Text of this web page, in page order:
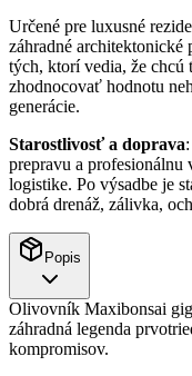
Určené pre luxusné
záhradné architektonické
tých, ktorí vedia, že chcú
zhodnocovať hodnotu
generácie.
Starostlivosť a doprava
prepravu a profesionálnu
logistike. Po výsadbe je
dobrá drenáž, zálivka,
Popis
Olivovník Maxibonsai
záhradná legenda
kompromisov.